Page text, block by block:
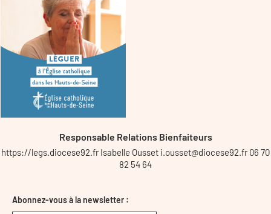
Responsable Relations Bienfaiteurs
https://legs.diocese92.fr Isabelle Ousset i.ousset@diocese92.fr 06 70
82 54 64
Abonnez-vous à la newsletter :